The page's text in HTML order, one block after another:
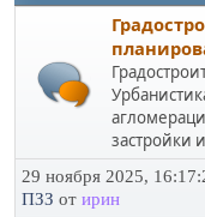
застройки
29 ноября 2025,
ПЗЗ от ирин